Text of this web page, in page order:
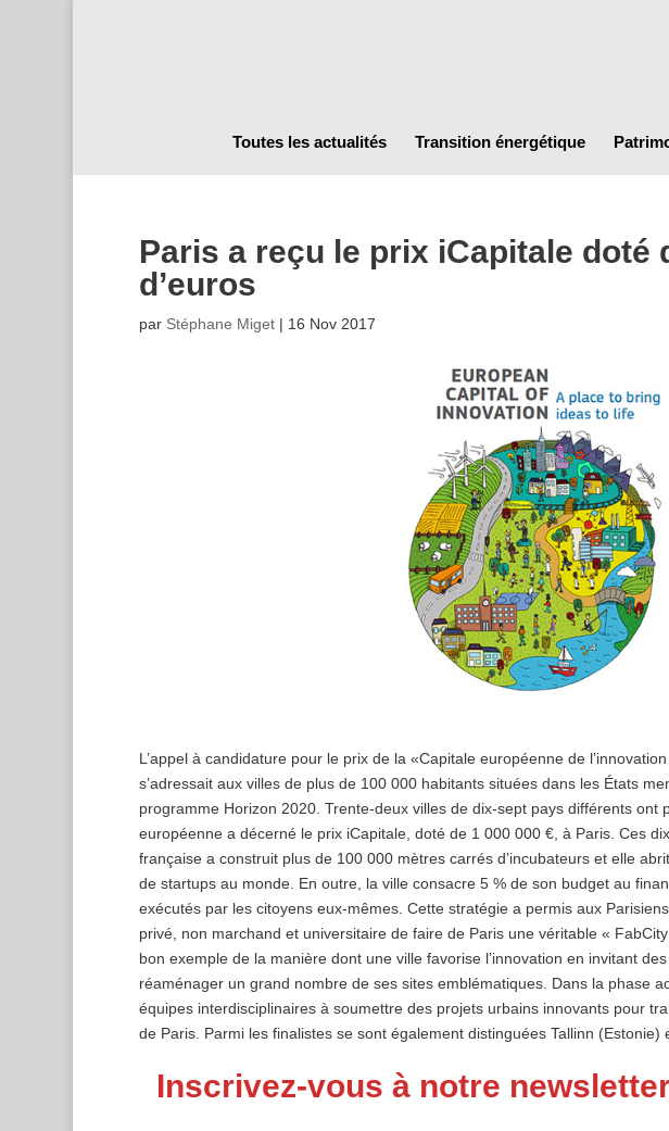
Toutes les actualités Transition énergétique
Paris a reçu le prix iCapitale doté
d’euros
par Stéphane Miget| 16 Nov 2017
L’appel à candidature pour le prix de la «Capitale européenne de
s’adressait aux villes de plus de 100 000 habitants situées dans les États
programme Horizon 2020. Trente-deux villes de dix-sept pays différents ont
européenne a décerné le prix iCapitale, doté de 1 000 000 €, à Paris. Ces
française a construit plus de 100 000 mètres carrés d’incubateurs et elle
de startups au monde. En outre, la ville consacre 5 % de son budget au
exécutés par les citoyens eux-mêmes. Cette stratégie a permis aux
privé, non marchand et universitaire de faire de Paris une véritable «
bon exemple de la manière dont une ville favorise l’innovation en invitant
réaménager un grand nombre de ses sites emblématiques. Dans la phase
équipes interdisciplinaires à soumettre des projets urbains innovants pour
de Paris. Parmi les finalistes se sont également distinguées Tallinn (Estonie)
Inscrivez-vous à notre